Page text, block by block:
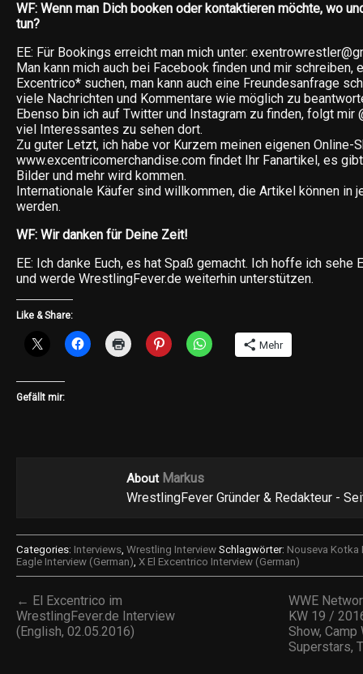
WF: Wenn man Dich booken oder kontaktieren möchte, wo
tun?
EE: Für Bookings erreicht man mich unter:
Man kann mich auch bei Facebook finden und mir schreiben,
Excentrico* suchen, man kann auch eine Freundesanfrage
viele Nachrichten und Kommentare wie möglich zu
Ebenso bin ich auf Twitter und Instagram zu finden, folgt mir
viel Interessantes zu sehen dort.
Zu guter Letzt, ich habe vor Kurzem meinen eigenen Online-
www.excentricomerchandise.com findet Ihr Fanartikel, es
Bilder und mehr wird kommen.
Internationale Käufer sind willkommen, die Artikel können in
werden.
WF: Wir danken für Deine Zeit!
EE: Ich danke Euch, es hat Spaß gemacht. Ich hoffe ich sehe
und werde WrestlingFever.de weiterhin unterstützen.
Like & Share:
Mehr
Gefällt mir:
About Markus
WrestlingFever Gründer & Redakteur -
Categories: Interviews, Wrestling Interview Schlagwörter: Nouseva Kotka
Eagle Interview (German), X El Excentrico Interview (German)
← El Excentrico im
WrestlingFever.de Interview
(English, 02.05.2016)
WWE
KW 19 /
Show, Camp
Superstars,